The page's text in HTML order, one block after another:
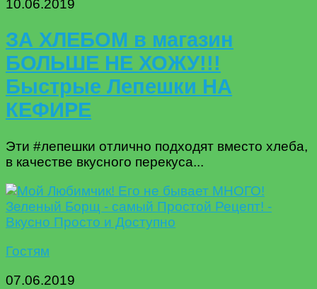
10.06.2019
ЗА ХЛЕБОМ в магазин
БОЛЬШЕ НЕ ХОЖУ!!!
Быстрые Лепешки НА
КЕФИРЕ
Эти #лепешки отлично подходят вместо хлеба,
в качестве вкусного перекуса...
Гостям
07.06.2019